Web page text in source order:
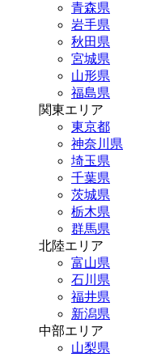
青森県
岩手県
秋田県
宮城県
山形県
福島県
関東エリア
東京都
神奈川県
埼玉県
千葉県
茨城県
栃木県
群馬県
北陸エリア
富山県
石川県
福井県
新潟県
中部エリア
山梨県